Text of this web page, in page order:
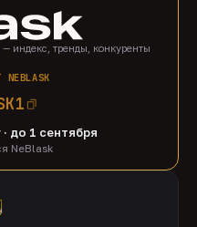
индекс, тренды, конкуренты
до 1 сентября
NeBlask